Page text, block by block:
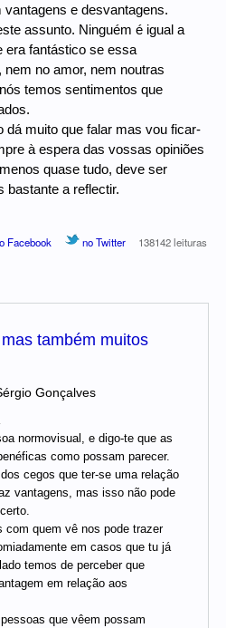
e desvantagens.
assunto. Ninguém é igual a
era fantástico se essa
no amor, nem noutras
temos sentimentos que
dá muito que falar mas vou ficar-
à espera das vossas opiniões
quase tudo, deve ser
bastante a reflectir.
Facebook no Twitter 138142 leituras
também muitos
Gonçalves
normovisual, e digo-te que as
como possam parecer.
cegos que ter-se uma relação
vantagens, mas isso não pode
com quem vê nos pode trazer
em casos que tu já
temos de perceber que
em relação aos
que vêem possam